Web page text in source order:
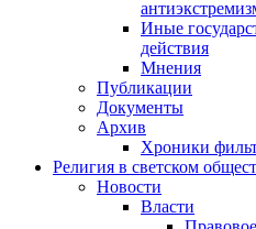
Иные
действия
Мнения
Публикации
Документы
Архив
Хроники
Религия в светском
Новости
Власти